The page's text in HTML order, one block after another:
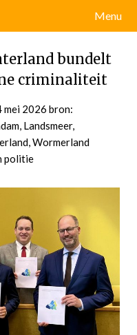
Menu
bundelt
criminaliteit
mei 2026 door
admin
bron:
Landsmeer,
Wormerland
politie